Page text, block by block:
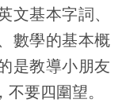
基本字詞、
數學的基本概
是教導小朋友
要四圍望。